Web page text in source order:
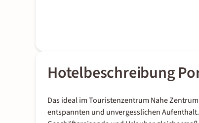
Hotelbeschreibung
Das ideal im Touristenzentrum Nahe
entspannten und unvergesslichen